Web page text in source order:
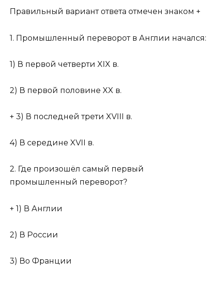
Правильный вариант ответа отмечен знаком +
1. Промышленный переворот в Англии начался:
1) В первой четверти XIX в.
2) В первой половине XX в.
+ 3) В последней трети XVIII в.
4) В середине XVII в.
2. Где произошёл самый первый
промышленный переворот?
+ 1) В Англии
2) В России
3) Во Франции